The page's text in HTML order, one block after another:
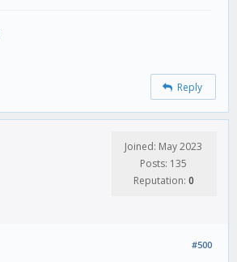
Reply
Joined: May 2023
Posts: 135
Reputation: 0
#500